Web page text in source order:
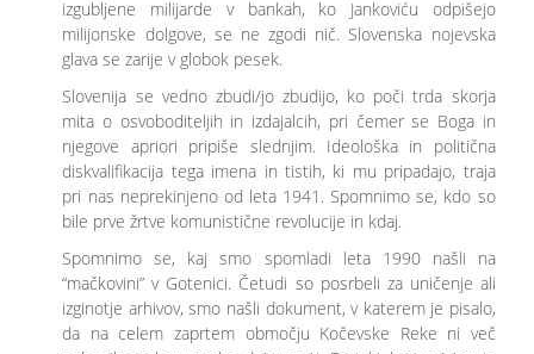
izgubljene milijarde v bankah, ko Jankoviću odpišejo
milijonske dolgove, se ne zgodi nič. Slovenska nojevska
glava se zarije v globok pesek.
Slovenija se vedno zbudi/jo zbudijo, ko poči trda skorja
mita o osvoboditeljih in izdajalcih, pri čemer se Boga in
njegove apriori pripiše slednjim. Ideološka in politična
diskvalifikacija tega imena in tistih, ki mu pripadajo, traja
pri nas neprekinjeno od leta 1941. Spomnimo se, kdo so
bile prve žrtve komunistične revolucije in kdaj.
Spomnimo se, kaj smo spomladi leta 1990 našli na
“mačkovini” v Gotenici. Četudi so posrbeli za uničenje ali
izginotje arhivov, smo našli dokument, v katerem je pisalo,
da na celem zaprtem območju Kočevske Reke ni več